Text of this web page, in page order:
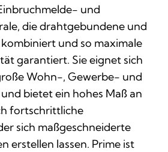
und
die drahtgebundene und
und so maximale
garantiert. Sie eignet sich
Wohn-, Gewerbe- und
bietet ein hohes Maß an
fortschrittliche
sich maßgeschneiderte
erstellen lassen. Prime ist